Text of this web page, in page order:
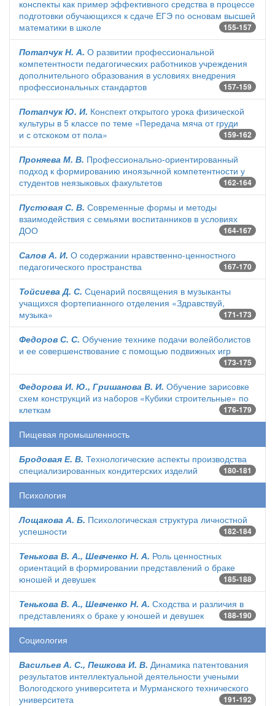
конспекты как пример эффективного средства в процессе
подготовки обучающихся к сдаче ЕГЭ по основам высшей
математики в школе
155-157
Потапчук Н. А. О развитии профессиональной
компетентности педагогических работников учреждения
дополнительного образования в условиях внедрения
профессиональных стандартов
157-159
Потапчук Ю. И. Конспект открытого урока физической
культуры в 5 классе по теме «Передача мяча от груди
и с отскоком от пола»
159-162
Проняева М. В. Профессионально-ориентированный
подход к формированию иноязычной компетентности у
студентов неязыковых факультетов
162-164
Пустовая С. В. Современные формы и методы
взаимодействия с семьями воспитанников в условиях
ДОО
164-167
Салов А. И. О содержании нравственно-ценностного
педагогического пространства
167-170
Тойсиева Д. С. Сценарий посвящения в музыканты
учащихся фортепианного отделения «Здравствуй,
музыка»
171-173
Федоров С. С. Обучение технике подачи волейболистов
и ее совершенствование с помощью подвижных игр
173-175
Федорова И. Ю., Гришанова В. И. Обучение зарисовке
схем конструкций из наборов «Кубики строительные» по
клеткам
176-179
Пищевая промышленность
Бродовая Е. В. Технологические аспекты производства
специализированных кондитерских изделий
180-181
Психология
Лощакова А. Б. Психологическая структура личностной
успешности
182-184
Тенькова В. А., Шевченко Н. А. Роль ценностных
ориентаций в формировании представлений о браке
юношей и девушек
185-188
Тенькова В. А., Шевченко Н. А. Сходства и различия в
представлениях о браке у юношей и девушек
188-190
Социология
Васильев А. С., Пешкова И. В. Динамика патентования
результатов интеллектуальной деятельности учеными
Вологодского университета и Мурманского технического
университета
191-192